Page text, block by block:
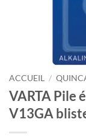
ACCUEIL /
VARTA Pile
V13GA